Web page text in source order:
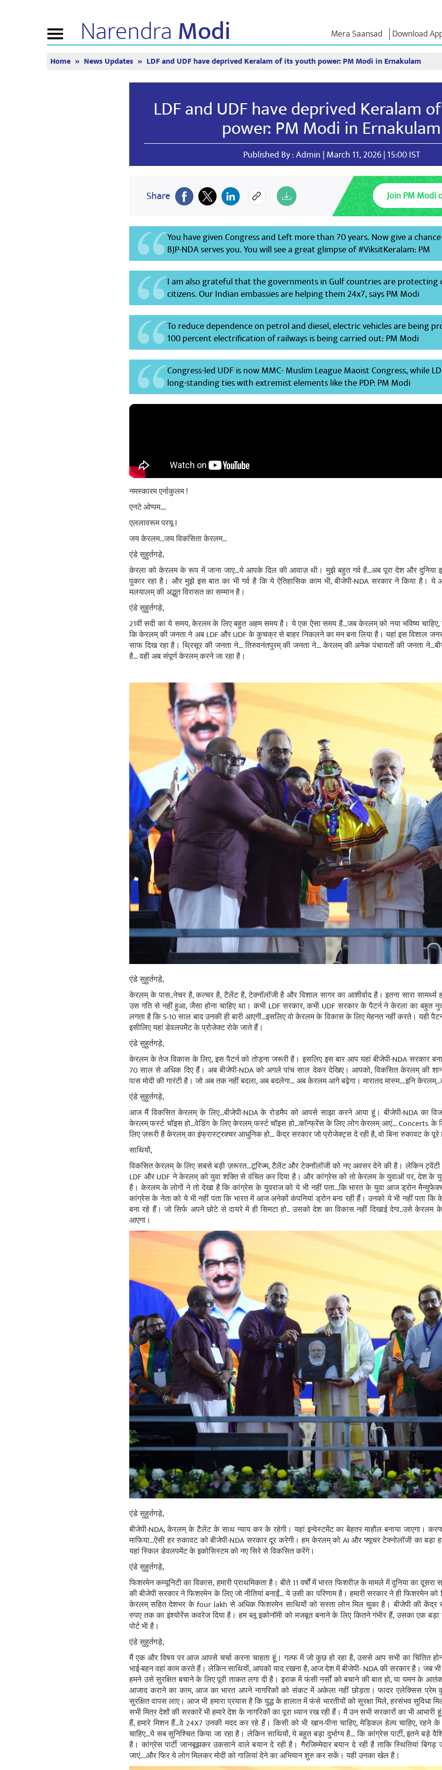
Toggle
navigationNarendra Modi Mera Saansad Download
News Updates
Newsletter
Reflections
TUNE IN
Mann Ki Baat
GOVERNANCE
Governance
Global Recognition
Infographics
Insights
NaMo Merchandise
Motherhood
International
Kashi Vikas Yatra
Exam
Text
Interviews
Blog
Home News Updates LDF and UDF have deprived Keralam of its youth power: PM Modi in Ernakulam
LDF and UDF have deprived Keralam
power: PM Modi in Ernakulam
Published By : Admin | March 11, 2026 | 15:00 IST
Share Join PM Modi
You have given Congress and Left more than 70 years. Now give a
BJP-NDA serves you. You will see a great glimpse of #ViksitKeralam: PM
I am also grateful that the governments in Gulf countries are protecting
citizens. Our Indian embassies are helping them 24x7, says PM Modi
To reduce dependence on petrol and diesel, electric vehicles are being
100 percent electrification of railways is being carried out: PM Modi
Congress-led UDF is now MMC- Muslim League Maoist Congress, while
long-standing ties with extremist elements like the PDP: PM Modi
नमस्कारम एर्नाकुलम !
एनटे ओप्पम….
एललावरूम परयू l
जय केरलम...जय विकसिता केरलम...
एंडे सुहुर्तगड़े,
केरला को केरलम के रूप में जाना जाए...ये आपके दिल की आवाज़ थी। मुझे बहुत गर्व है...अब पूरा देश और दुनिया
पुकार रहा है। और मुझे इस बात का भी गर्व है कि ये ऐतिहासिक काम भी, बीजेपी-NDA सरकार ने किया है।
मलयालम् की अद्भुत विरासत का सम्मान है।
एंडे सुहुर्तगड़े,
21वीं सदी का ये समय, केरलम के लिए बहुत अहम समय है। ये एक ऐसा समय है...जब केरलम् को नया भविष्य
कि केरलम् की जनता ने अब LDF और UDF के कुचक्र से बाहर निकलने का मन बना लिया है। यहां इस विशाल
साफ दिख रहा है। थ्रिसूर की जनता ने... तिरुवनंतपुरम् की जनता ने... केरलम् की अनेक पंचायतों की जनता
है... वही अब संपूर्ण केरलम् करने जा रहा है।
एंडे सुहुर्तगड़े,
केरलम् के पास..नेचर है, कल्चर है, टैलेंट है, टेक्नॉलॉजी है और विशाल सागर का आशीर्वाद है। इतना सारा
उस गति से नहीं हुआ, जैसा होना चाहिए था। कभी LDF सरकार, कभी UDF सरकार के पैटर्न ने केरला का बहुत
लगता है कि 5-10 साल बाद उनकी ही बारी आएगी...इसलिए वो केरलम के विकास के लिए मेहनत नहीं करते। यही
इसीलिए यहां डेवलपमेंट के प्रोजेक्ट रोके जाते हैं।
एंडे सुहुर्तगड़े,
केरलम के तेज विकास के लिए, इस पैटर्न को तोड़ना जरूरी है। इसलिए इस बार आप यहां बीजेपी-NDA सरकार
70 साल से अधिक दिए हैं। अब बीजेपी-NDA को अगले पांच साल देकर देखिए। आपको, विकसित केरलम् की
पास मोदी की गारंटी है। जो अब तक नहीं बदला, अब बदलेगा... अब केरलम आगे बढ़ेगा। मारातद मारुम....इनि
एंडे सुहुर्तगड़े,
आज मैं विकसित केरलम् के लिए...बीजेपी-NDA के रोडमैप को आपसे साझा करने आया हूं। बीजेपी-NDA का
केरलम् फर्स्ट चॉइस हो...वेडिंग के लिए केरलम् फर्स्ट चॉइस हो...कॉन्फ्रेंस के लिए लोग केरलम् आएं... Concerts
लिए ज़रूरी है केरलम् का इंफ्रास्ट्रक्चर आधुनिक हो... केंद्र सरकार जो प्रोजेक्ट्स दे रही है, वो बिना रुकावट के पूरे
साथियों,
विकसित केरलम् के लिए सबसे बड़ी ज़रूरत...टूरिज्म, टैलेंट और टेक्नॉलॉजी को नए अवसर देने की है। लेकिन
LDF और UDF ने केरलम् को युवा शक्ति से वंचित कर दिया है। और कांग्रेस को तो केरलम के युवाओं पर, देश के
है। केरलम के लोगों ने तो देखा है कि कांग्रेस के युवराज को ये भी नहीं पता...कि भारत के युवा आज ड्रोन
कांग्रेस के नेता को ये भी नहीं पता कि भारत में आज अनेकों कंपनियां ड्रोन बना रही हैं। उनको ये भी नहीं पता कि
बना रहे हैं। जो सिर्फ अपने छोटे से दायरे में ही सिमटा हो.. उसको देश का विकास नहीं दिखाई देगा..उसे केरलम
आएगा।
एंडे सुहुर्तगड़े,
बीजेपी-NDA, केरलम् के टैलेंट के साथ न्याय कर के रहेगी। यहां इन्वेस्टमेंट का बेहतर माहौल बनाया जाएगा।
माफिया...ऐसी हर रुकावट को बीजेपी-NDA सरकार दूर करेगी। हम केरलम् को AI और फ्यूचर टेक्नोलॉजी का
यहां स्किल डेवलपमेंट के इकोसिस्टम को नए सिरे से विकसित करेंगे।
एंडे सुहुर्तगड़े,
फिशरमेन कम्यूनिटी का विकास, हमारी प्राथमिकता है। बीते 11 वर्षों में भारत फिशरीज़ के मामले में दुनिया का
की बीजेपी सरकार ने फिशरमेन के लिए जो नीतियां बनाईं... ये उसी का परिणाम है। हमारी सरकार ने ही फिशरमेन
केरलम् सहित देशभर के four lakh से अधिक फिशरमेन साथियों को सस्ता लोन मिल चुका है। बीजेपी की केंद्र
रुपए तक का इंश्योरेंस कवरेज दिया है। हम ब्लू इकोनॉमी को मजबूत बनाने के लिए कितने गंभीर हैं, उसका एक
पोर्ट भी है।
एंडे सुहुर्तगड़े,
मैं एक और विषय पर आज आपसे चर्चा करना चाहता हूं। गल्फ में जो कुछ हो रहा है, उससे आप सभी का चिंतित
भाई-बहन वहां काम करते हैं। लेकिन साथियों, आपको याद रखना है, आज देश में बीजेपी- NDA की सरकार है। जब भी
हमने उसे सुरक्षित बचाने के लिए पूरी ताकत लगा दी है। इराक में फंसी नर्सों को बचाने की बात हो, या यमन के
आजाद कराने का काम, आज का भारत अपने नागरिकों को संकट में अकेला नहीं छोड़ता। फादर एलेक्सिस प्रेम
सुरक्षित वापस लाए। आज भी हमारा प्रयास है कि युद्ध के हालात में फंसे भारतीयों को सुरक्षा मिले, हरसंभव सुविधा
सभी मित्र देशों की सरकारें भी हमारे देश के नागरिकों का पूरा ध्यान रख रही हैं। मैं उन सभी सरकारों का भी आभारी
हैं, हमारे मिशन हैं...वे 24X7 उनकी मदद कर रहे हैं। किसी को भी खान-पीना चाहिए, मेडिकल हेल्प चाहिए, रहने के
चाहिए...ये सब सुनिश्चित किया जा रहा है। लेकिन साथियों, ये बहुत बड़ा दुर्भाग्य है... कि कांग्रेस पार्टी, इतने बड़े
है। कांग्रेस पार्टी जानबूझकर उकसाने वाले बयान दे रही है। गैरजिम्मेदार बयान दे रही है ताकि स्थितियां
जाएं....और फिर ये लोग मिलकर मोदी को गालियां देने का अभियान शुरु कर सकें। यही उनका खेल है।